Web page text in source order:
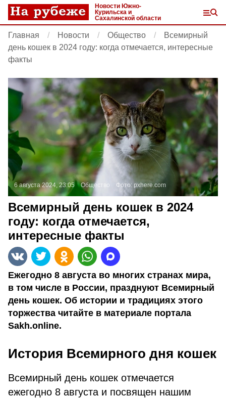
Новости Южно-
Курильска и
Сахалинской области
Главная Новости Общество
Всемирный
день кошек в 2024 году: когда отмечается, интересные
факты
6 августа 2024, 23:05 Общество Фото: pxhere.com
Всемирный день кошек в 2024
году: когда отмечается,
интересные факты
Ежегодно 8 августа во многих странах мира,
в том числе в России, празднуют Всемирный
день кошек. Об истории и традициях этого
торжества читайте в материале портала
Sakh.online.
История Всемирного дня кошек
Всемирный день кошек отмечается
ежегодно 8 августа и посвящен нашим